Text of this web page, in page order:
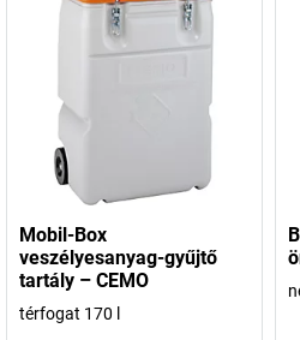
Mobil-Box
veszélyesanyag-gyűjtő
tartály – CEMO
térfogat 170 l